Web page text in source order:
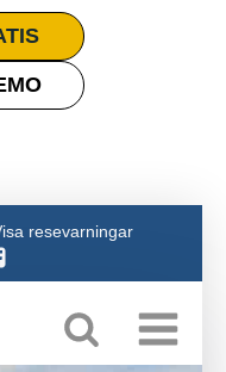
resevarningar